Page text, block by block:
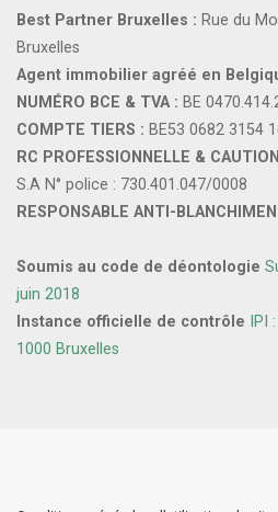
Best Partner Bruxelles : Rue du
Bruxelles
Agent immobilier agréé en
NUMÉRO BCE & TVA : BE
COMPTE TIERS : BE53 0682 3154
RC PROFESSIONNELLE &
S.A N° police : 730.401.047/0008
RESPONSABLE ANTI-
Soumis au code de déontologie
juin 2018
Instance officielle de contrôle
IPI
1000 Bruxelles